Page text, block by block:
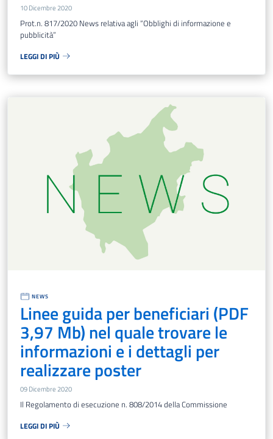
10 Dicembre 2020
Prot.n. 817/2020 News relativa agli “Obblighi di informazione e
pubblicità”
LEGGI DI PIÙ
NEWS
Linee guida per beneficiari (PDF
3,97 Mb) nel quale trovare le
informazioni e i dettagli per
realizzare poster
09 Dicembre 2020
Il Regolamento di esecuzione n. 808/2014 della Commissione
LEGGI DI PIÙ